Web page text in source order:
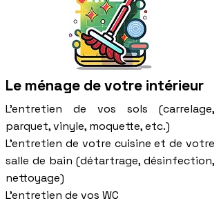
Le ménage de votre intérieur
L'entretien de vos sols (carrelage,
parquet, vinyle, moquette, etc.)
L'entretien de votre cuisine et de votre
salle de bain (détartrage, désinfection,
nettoyage)
L'entretien de vos WC